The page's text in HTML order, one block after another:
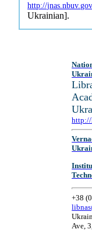
http://
Ukrainian].
http://
+38
Ave,